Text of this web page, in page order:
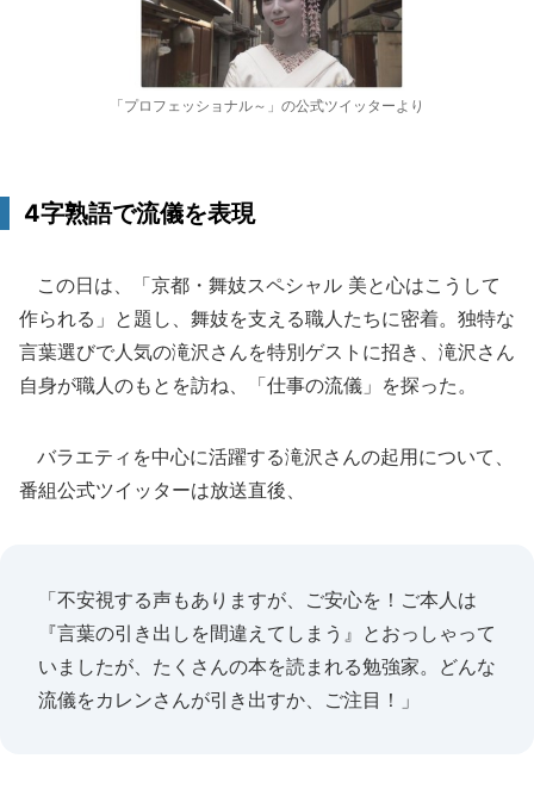
「プロフェッショナル～」の公式ツイッターより
4字熟語で流儀を表現
この日は、「京都・舞妓スペシャル 美と心はこうして
作られる」と題し、舞妓を支える職人たちに密着。独特な
言葉選びで人気の滝沢さんを特別ゲストに招き、滝沢さん
自身が職人のもとを訪ね、「仕事の流儀」を探った。
バラエティを中心に活躍する滝沢さんの起用について、
番組公式ツイッターは放送直後、
「不安視する声もありますが、ご安心を！ご本人は
『言葉の引き出しを間違えてしまう』とおっしゃって
いましたが、たくさんの本を読まれる勉強家。どんな
流儀をカレンさんが引き出すか、ご注目！」